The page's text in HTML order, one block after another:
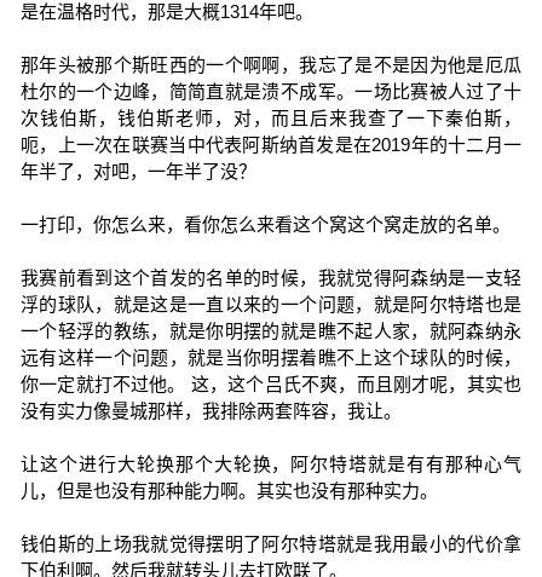
是在温格时代，那是大概1314年吧。
那年头被那个斯旺西的一个啊啊，我忘了是不是因为他是厄瓜
杜尔的一个边峰，简简直就是溃不成军。一场比赛被人过了十
次钱伯斯，钱伯斯老师，对，而且后来我查了一下秦伯斯，
呃，上一次在联赛当中代表阿斯纳首发是在2019年的十二月一
年半了，对吧，一年半了没？
一打印，你怎么来，看你怎么来看这个窝这个窝走放的名单。
我赛前看到这个首发的名单的时候，我就觉得阿森纳是一支轻
浮的球队，就是这是一直以来的一个问题，就是阿尔特塔也是
一个轻浮的教练，就是你明摆的就是瞧不起人家，就阿森纳永
远有这样一个问题，就是当你明摆着瞧不上这个球队的时候，
你一定就打不过他。 这，这个吕氏不爽，而且刚才呢，其实也
没有实力像曼城那样，我排除两套阵容，我让。
让这个进行大轮换那个大轮换，阿尔特塔就是有有那种心气
儿，但是也没有那种能力啊。其实也没有那种实力。
钱伯斯的上场我就觉得摆明了阿尔特塔就是我用最小的代价拿
下伯利啊。然后我就转头儿去打欧联了。